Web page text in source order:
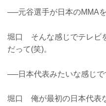
──元谷選手が日本のMMA
堀口 そんな感じでテレビ
だって(笑)。
──日本代表みたいな感じで
堀口 俺が最初の日本代表